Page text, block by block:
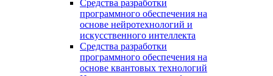
Средства разработки
программного обеспечения на
основе нейротехнологий и
искусственного интеллекта
Средства разработки
программного обеспечения на
основе квантовых технологий